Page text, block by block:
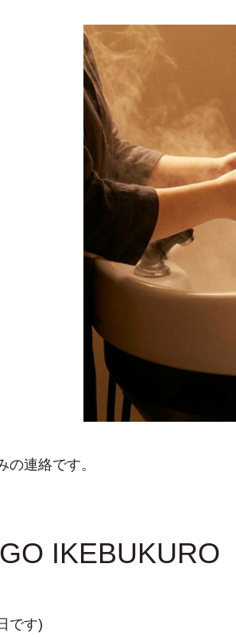
連絡です。
IKEBUKURO
です)